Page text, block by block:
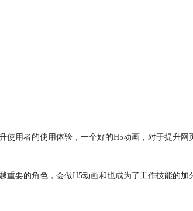
用者的使用体验，一个好的H5动画，对于提升网
要的角色，会做H5动画和也成为了工作技能的